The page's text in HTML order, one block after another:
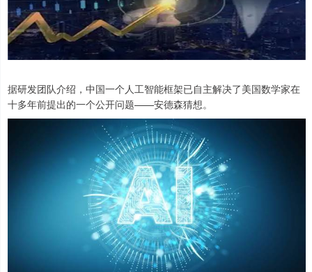
据研发团队介绍，中国一个人工智能框架已自主解决了美国数学家在
十多年前提出的一个公开问题——安德森猜想。